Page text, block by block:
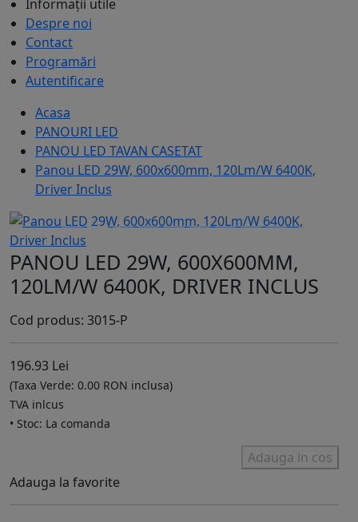
Informații utile
Despre noi
Contact
Programări
Autentificare
Acasa
PANOURI LED
PANOU LED TAVAN CASETAT
Panou LED 29W, 600x600mm, 120Lm/W 6400K,
Driver Inclus
PANOU LED 29W, 600X600MM,
120LM/W 6400K, DRIVER INCLUS
Cod produs: 3015-P
196.93 Lei
(Taxa Verde: 0.00 RON inclusa)
TVA inlcus
• Stoc: La comanda
Adauga in cos
Adauga la favorite